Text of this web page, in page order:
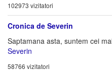
102973 vizitatori
Cronica de Severin
Saptamana asta, suntem cei
Severin
58766 vizitatori